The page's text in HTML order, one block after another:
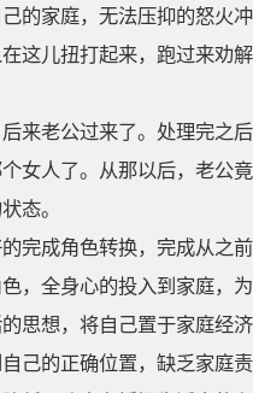
的家庭，无法压抑的怒火
这儿扭打起来，跑过来劝
来老公过来了。处理完之
女人了。从那以后，老公
态。
完成角色转换，完成从之
，全身心的投入到家庭，
思想，将自己置于家庭经
己的正确位置，缺乏家庭